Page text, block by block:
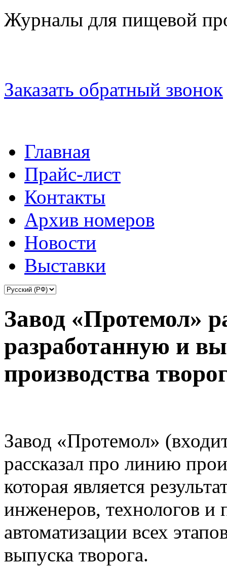
Журналы для пищевой
Заказать обратный звонок
Главная
Прайс-лист
Контакты
Архив номеров
Новости
Выставки
Завод «Протемол»
разработанную и
производства
Завод «Протемол»
рассказал про линию
которая является
инженеров, технологов и
автоматизации всех
выпуска творога.